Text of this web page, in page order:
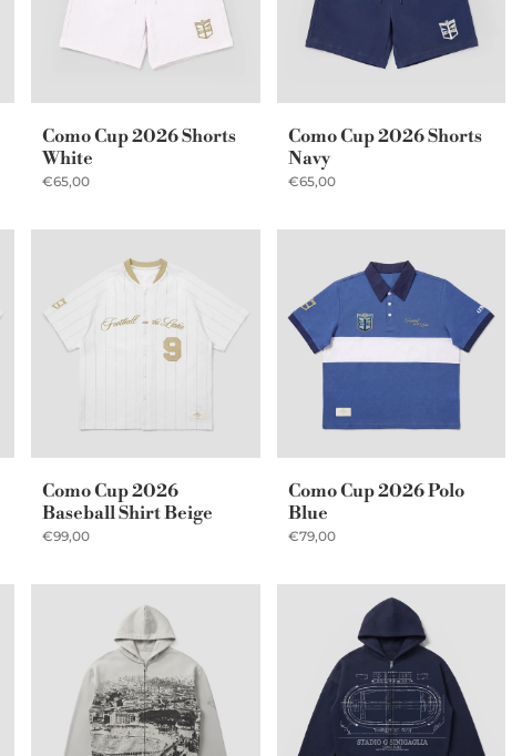
Como Cup 2026 Shorts
White
€65,00
Como Cup 2026 Shorts
Navy
€65,00
Como Cup 2026
Baseball Shirt Beige
€99,00
Como Cup 2026 Polo
Blue
€79,00